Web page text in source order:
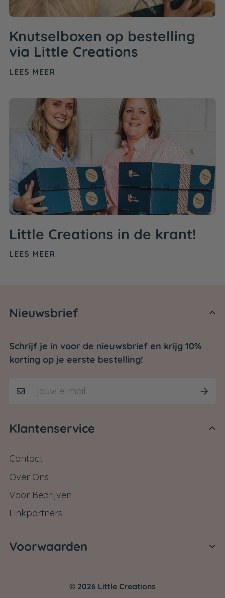
Knutselboxen op bestelling
via Little Creations
LEES MEER
Little Creations in de krant!
LEES MEER
Nieuwsbrief
Schrijf je in voor de nieuwsbrief en krijg 10%
korting op je eerste bestelling!
Klantenservice
Contact
Over Ons
Voor Bedrijven
Linkpartners
Voorwaarden
© 2026 Little Creations